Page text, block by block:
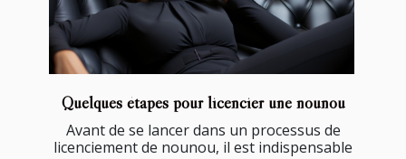
Quelques étapes pour licencier une nounou
Avant de se lancer dans un processus de
licenciement de nounou, il est indispensable